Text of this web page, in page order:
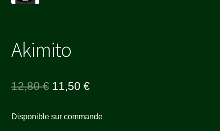
Akimito
12,80€ Le
initial
11,50 €Le
actuel
Disponible sur commande